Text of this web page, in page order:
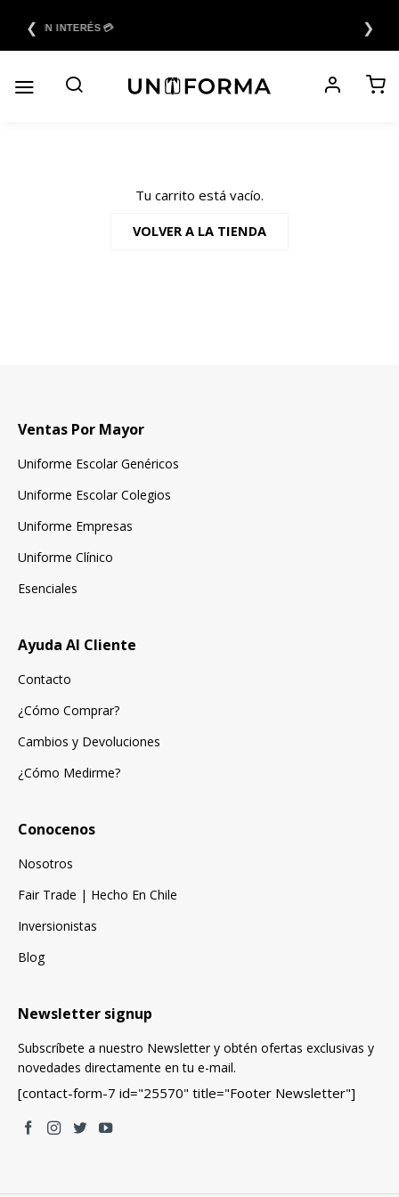
contenido
❮ 6 CUOTAS SIN INTERÉS 💳 ❯
Tu carrito está vacío.
VOLVER A LA TIENDA
Ventas Por Mayor
Uniforme Escolar Genéricos
Uniforme Escolar Colegios
Uniforme Empresas
Uniforme Clínico
Esenciales
Ayuda Al Cliente
Contacto
¿Cómo Comprar?
Cambios y Devoluciones
¿Cómo Medirme?
Conocenos
Nosotros
Fair Trade | Hecho En Chile
Inversionistas
Blog
Newsletter signup
Subscríbete a nuestro Newsletter y obtén ofertas exclusivas y
novedades directamente en tu e-mail.
[contact-form-7 id="25570" title="Footer Newsletter"]